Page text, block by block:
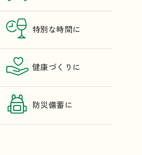
特別な時間に
健康づくりに
防災備蓄に